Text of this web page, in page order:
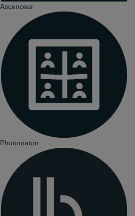
Ascenceur
Photomaton